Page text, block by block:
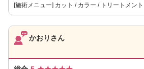
[施術メニュー] カット / カラー / トリートメント
かおりさん